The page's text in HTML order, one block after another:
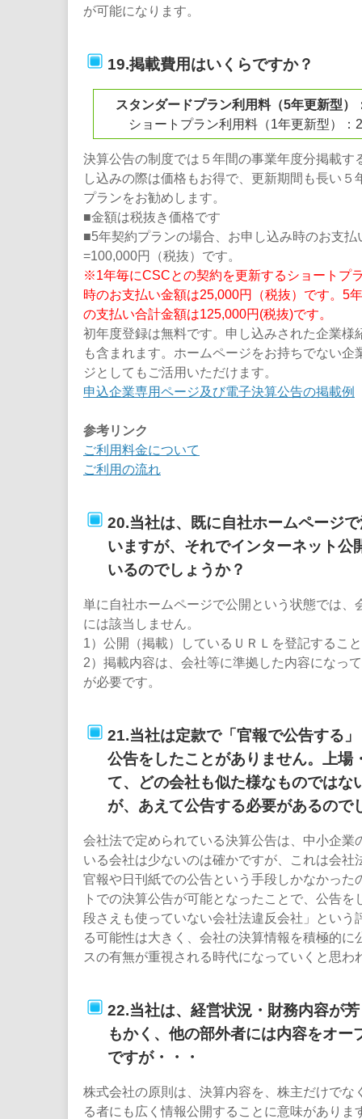
が可能になります。
19.掲載費用はいくらですか？
スタンダードプラン利用料（5年更新型）
ショートプラン利用料（1年更新型）：
決算公告の制度では５年間の事業年度分掲載す
し込みの際は価格もお得で、更新期間も長い５
プランをお勧めします。
■金額は税抜き価格です
■5年契約プランの場合、お申し込み時のお支
=100,000円（税抜）です。
※1年毎にCSCとの契約を更新するショートプ
時のお支払い金額は25,000円（税抜）です。5
の支払い合計金額は125,000円(税抜)です。
初年度登録は無料です。申し込みされた企業様
も含まれます。ホームページをお持ちでない企
ジとしてもご活用いただけます。
申込企業専用ページ及び電子決算公告の掲載例
参考リンク
ご利用料金について
ご利用の流れ
20.当社は、既に自社ホームページ
いますが、それでインターネット公
いるのでしょうか？
単に自社ホームページで公開という状態では、
には該当しません。
1）公開（掲載）しているＵＲＬを登記するこ
2）掲載内容は、会社等に準拠した内容になっ
が必要です。
21.当社は定款で「官報で公告する
公告をしたことがありません。上場
て、どの会社も似た様なものではな
が、あえて公告する必要があるので
会社法で定められている決算公告は、中小企業
いる会社は少ないのは確かですが、これは会社
官報や日刊紙での公告という手段しかなかった
トでの決算公告が可能となったことで、公告
段さえも使っていない会社法違反会社」という
る可能性は大きく、会社の決算情報を積極的に
スの有無が重視される時代になっていくと思わ
22.当社は、経営状況・財務内容が
もかく、他の部外者には内容をオー
ですが・・・
株式会社の原則は、決算内容を、株主だけでな
る者にも広く情報公開することに意味がありま